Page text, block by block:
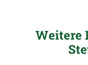
Weitere